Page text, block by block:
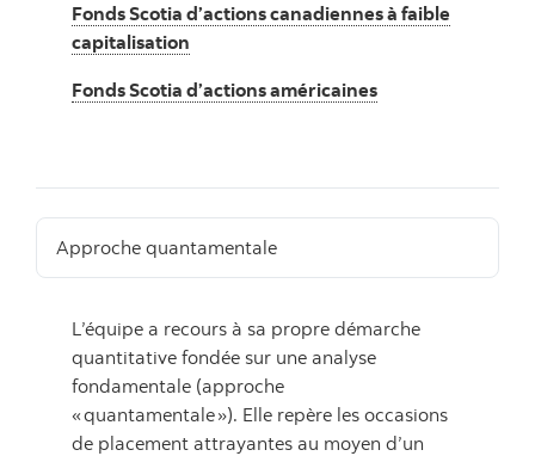
Fonds Scotia d’actions canadiennes à faible
capitalisation
Fonds Scotia d’actions américaines
Approche quantamentale
L’équipe a recours à sa propre démarche
quantitative fondée sur une analyse
fondamentale (approche
« quantamentale »). Elle repère les occasions
de placement attrayantes au moyen d’un